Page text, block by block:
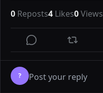
0 Reposts4 Likes0Views
?